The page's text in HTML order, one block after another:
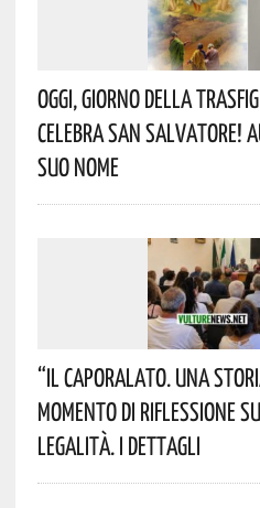
Oggi, Giorno Della
Celebra San Salvatore!
Suo Nome
“Il Caporalato. Una
Momento Di Riflessione
Legalità. I Dettagli